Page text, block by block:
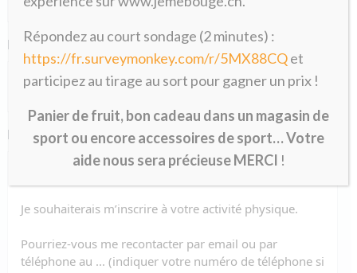
E-mail *
Message*
Répondez au court sondage (2 minutes) :
https://fr.surveymonkey.com/r/5MX88CQet
participez au tirage au sort pour gagner un prix !
Panier de fruit, bon cadeau dans un magasin de
sport ou encore accessoires de sport… Votre
aide nous sera précieuse MERCI !